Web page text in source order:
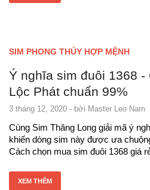
SIM PHONG THỦY HỢP MỆNH
Ý nghĩa sim đuôi 1368 -
Lộc Phát chuẩn 99%
3 tháng 12, 2020 - bởi Master Leo Nam
Cùng Sim Thăng Long giải mã ý
khiến dòng sim này được ưa
Cách chọn mua sim đuôi 1368 giá
XEM THÊM